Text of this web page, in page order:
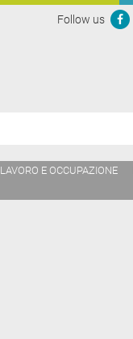
Follow us
LAVORO E OCCUPAZIONE